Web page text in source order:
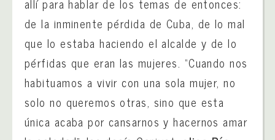
de la inminente pérdida de Cuba, de lo mal
que lo estaba haciendo el alcalde y de lo
pérfidas que eran las mujeres. “Cuando nos
habituamos a vivir con una sola mujer, no
solo no queremos otras, sino que esta
única acaba por cansarnos y hacernos amar